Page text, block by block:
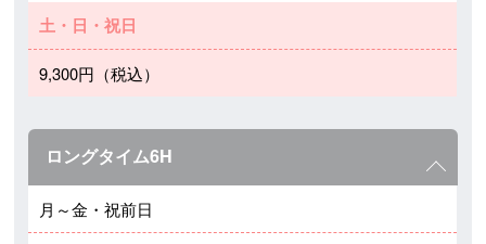
土・日・祝日
9,300円（税込）
ロングタイム6H
月～金・祝前日